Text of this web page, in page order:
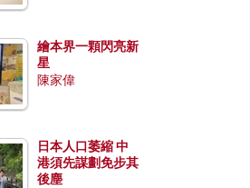
繪本界一顆閃亮新
星
陳家偉
日本人口萎縮 中
港須先謀劃免步其
後塵